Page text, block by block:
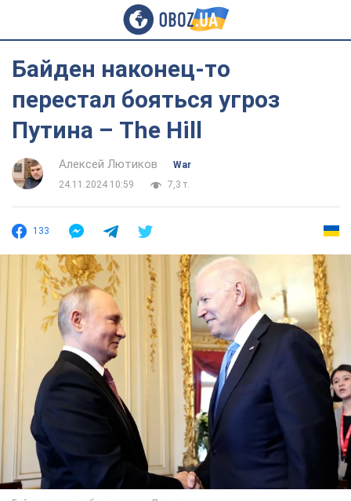
Байден наконец-то
перестал бояться угроз
Путина – The Hill
Алексей Лютиков
War
24.11.2024 10:59
7,3 т.
133